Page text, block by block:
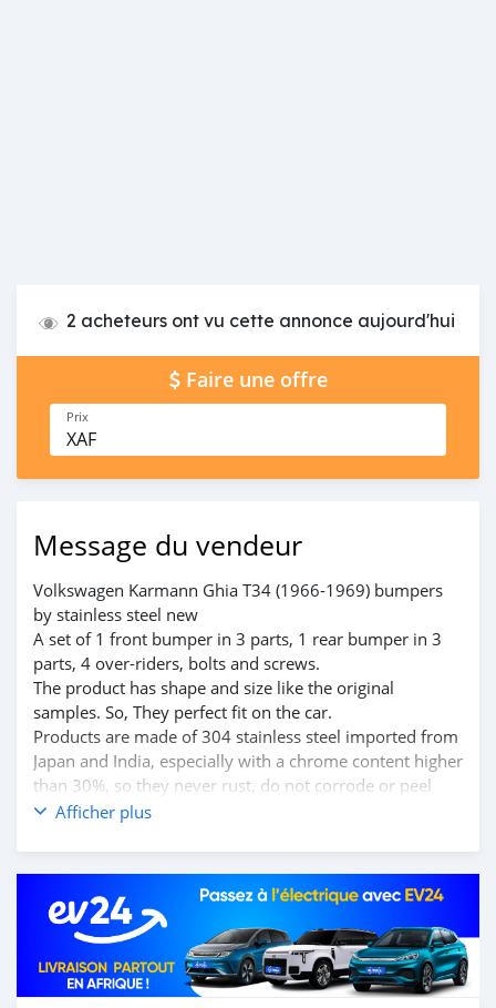
2 acheteurs ont vu cette annonce aujourd'hui
Faire une offre
Prix
XAF
Message du vendeur
Volkswagen Karmann Ghia T34 (1966-1969) bumpers
by stainless steel new
A set of 1 front bumper in 3 parts, 1 rear bumper in 3
parts, 4 over-riders, bolts and screws.
The product has shape and size like the original
samples. So, They perfect fit on the car.
Products are made of 304 stainless steel imported from
Japan and India, especially with a chrome content higher
than 30%, so they never rust, do not corrode or peel
over time.
This is the perfect replacement.
classiccarpartsvn.com/product/volkswagen-karmann-
ghia-t34-1966-1969-bumpers/
If you need all parts for any classic car, Please contact
me.
Afficher plus